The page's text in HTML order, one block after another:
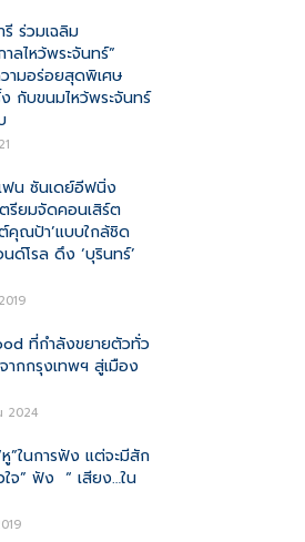
ร่วมเฉลิม
ลไหว้พระจันทร์”
ามอร่อยสุดพิเศษ
กับขนมไหว้พระจันทร์
น ซันเดย์อีฟนิ่ง
รียมจัดคอนเสิร์ต
คุณป้า’แบบใกล้ชิด
ด์โรล ดึง ‘บุรินทร์’
ที่กำลังขยายตัวทั่ว
ากกรุงเทพฯ สู่เมือง
2024
”ในการฟัง แต่จะมีสัก
ใจ” ฟัง “ เสียง…ใน